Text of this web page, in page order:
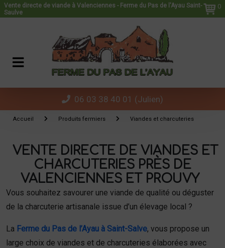
Vente directe de viande à Valenciennes - Ferme du Pas de l'Ayau Saint-
Saulve
0
06 03 38 40 01 (Julien)
Accueil Produits fermiers Viandes et charcuteries
VENTE DIRECTE DE VIANDES ET
CHARCUTERIES PRÈS DE
VALENCIENNES ET PROUVY
Vous souhaitez savourer une viande de qualité ou déguster
de la charcuterie artisanale issue d’un élevage local ?
La Ferme du Pas de l’Ayau à Saint-Salve, vous propose un
large choix de viandes et de charcuteries élaborées avec
Panneau de gestion des cookies